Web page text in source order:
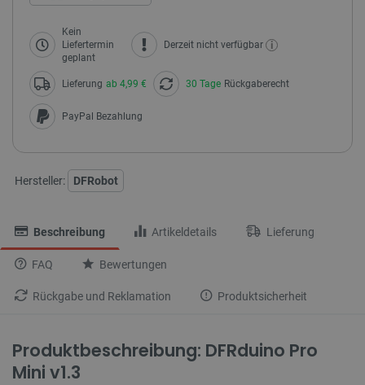
Kein
Liefertermin
geplant
Derzeit nicht verfügbar i
Lieferung ab 4,99 € 30 Tage Rückgaberecht
PayPal Bezahlung
Hersteller: DFRobot
Beschreibung Artikeldetails Lieferung
FAQ Bewertungen
Rückgabe und Reklamation Produktsicherheit
Produktbeschreibung: DFRduino Pro
Mini v1.3